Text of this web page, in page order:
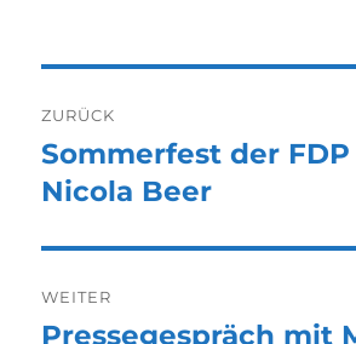
ZURÜCK
Vorheriger
Beitrag:
Sommerfest der
Nicola Beer
WEITER
Nächster
Pressegespräch mit